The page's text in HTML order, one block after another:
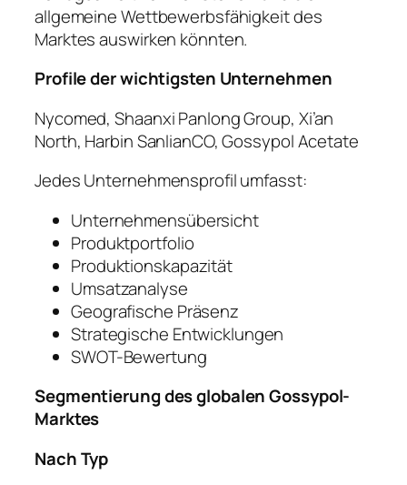
allgemeine Wettbewerbsfähigkeit des
Marktes auswirken könnten.
Profile der wichtigsten Unternehmen
Nycomed, Shaanxi Panlong Group, Xi’an
North, Harbin SanlianCO, Gossypol Acetate
Jedes Unternehmensprofil umfasst:
Unternehmensübersicht
Produktportfolio
Produktionskapazität
Umsatzanalyse
Geografische Präsenz
Strategische Entwicklungen
SWOT-Bewertung
Segmentierung des globalen Gossypol-
Marktes
Nach Typ